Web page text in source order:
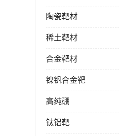
陶瓷靶材
稀土靶材
合金靶材
镍钒合金靶
高纯硼
钛铝靶